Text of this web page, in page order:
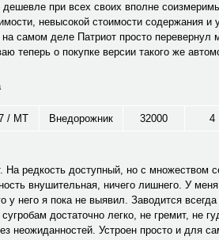
при всех своих вполне
невысокой стоимости содержания и
самом деле Патриот просто перевернул
теперь о покупке версии такого же
/ MT Внедорожник 32000 4
редкость доступный, но с множеством
внушительная, ничего лишнего. У
у него я пока не выявил. Заводится всегда
достаточно легко, не гремит, не
неожиданностей. Устроен просто и для